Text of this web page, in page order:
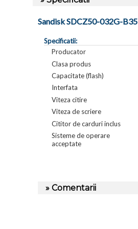
Sandisk SDCZ50-032G-B35
Specificatii:
Producator
Clasa produs
Capacitate (flash)
Interfata
Viteza citire
Viteza de scriere
Cititor de carduri inclus
Sisteme de operare
acceptate
» Comentarii